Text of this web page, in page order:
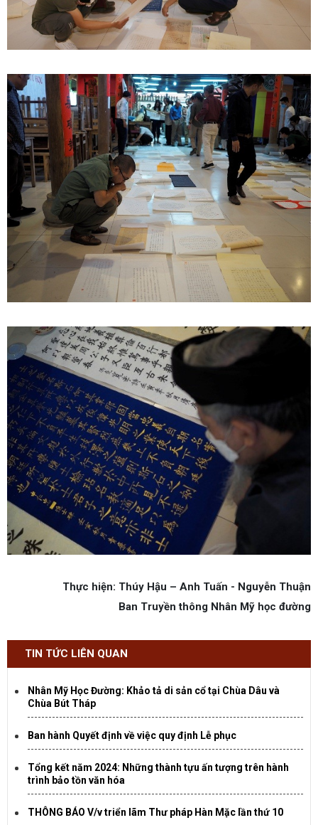
Thực hiện: Thúy Hậu – Anh Tuấn - Nguyễn Thuận
Ban Truyền thông Nhân Mỹ học đường
TIN TỨC LIÊN QUAN
Nhân Mỹ Học Đường: Khảo tả di sản cổ tại Chùa Dâu và
Chùa Bút Tháp
Ban hành Quyết định về việc quy định Lễ phục
Tổng kết năm 2024: Những thành tựu ấn tượng trên hành
trình bảo tồn văn hóa
THÔNG BÁO V/v triển lãm Thư pháp Hàn Mặc lần thứ 10